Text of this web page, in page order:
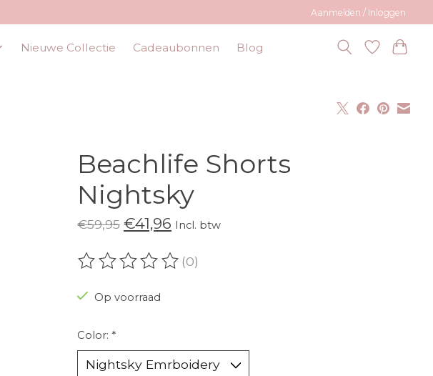
Aanmelden / Inloggen
Nieuwe Collectie Cadeaubonnen Blog
Beachlife Shorts
Nightsky
€59,95 €41,96 Incl. btw
De beoordeling van dit product is
(0)
Op voorraad
Color: *